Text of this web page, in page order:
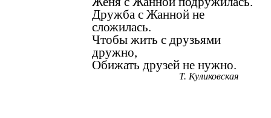
Дружба с Жанной не
сложилась.
Чтобы жить с друзьями
дружно,
Обижать друзей не нужно.
Т. Куликовская